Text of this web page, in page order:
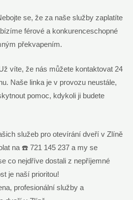
se, že za naše služby zaplatíte
férové a konkurenceschopné
překvapením.
víte, že nás můžete kontaktovat 24
Naše linka je v provozu neustále,
pomoc, kdykoli ji budete
služeb pro otevírání dveří v Zlíně
na ☎️ 721 145 237 a my se
co nejdříve dostali z nepříjemné
je naší prioritou!